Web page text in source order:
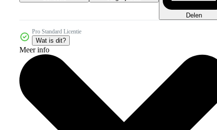
Delen
Pro Standard Licentie
Wat is dit?
Meer info